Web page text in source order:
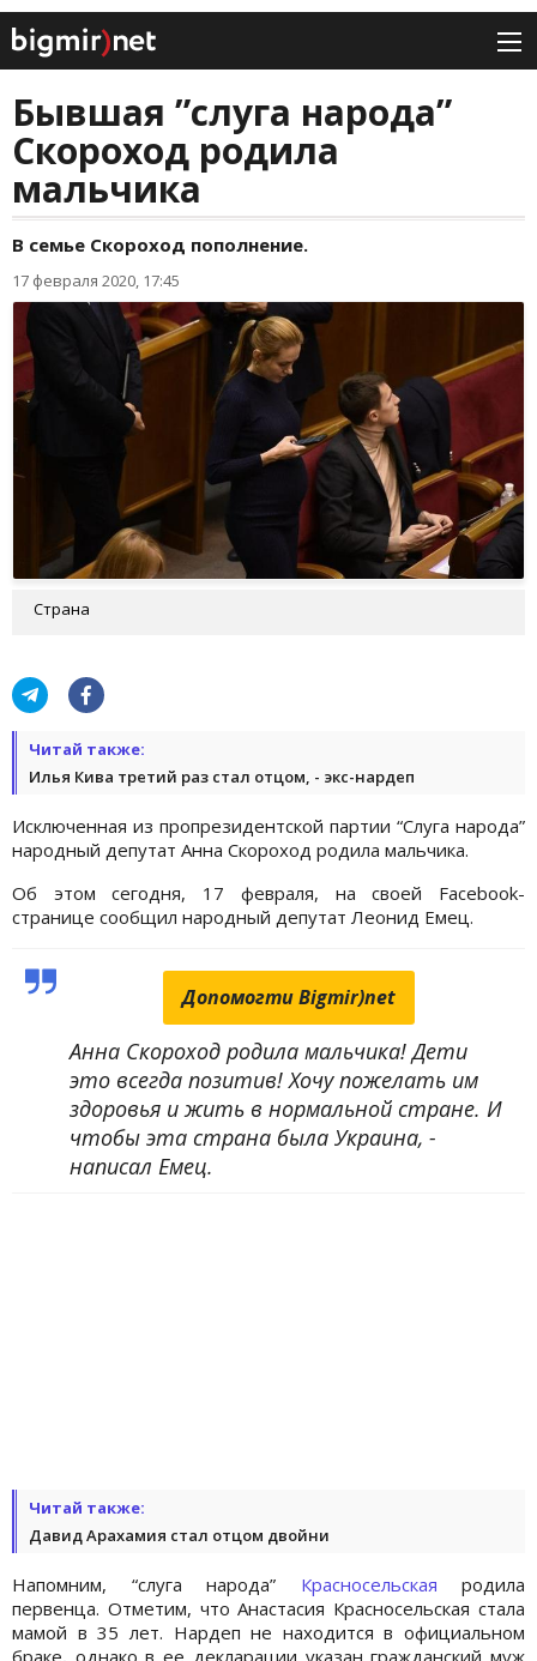
Бывшая ”слуга народа”
Скороход родила
мальчика
В семье Скороход пополнение.
17 февраля 2020, 17:45
Страна
Читай также:
Илья Кива третий раз стал отцом, - экс-нардеп
Исключенная из пропрезидентской партии “Слуга народа”
народный депутат Анна Скороход родила мальчика.
Об этом сегодня, 17 февраля, на своей Facebook-
странице сообщил народный депутат Леонид Емец.
Допомогти Bigmir)net
Анна Скороход родила мальчика! Дети
это всегда позитив! Хочу пожелать им
здоровья и жить в нормальной стране. И
чтобы эта страна была Украина, -
написал Емец.
Читай также:
Давид Арахамия стал отцом двойни
Напомним, “слуга народа” Красносельская родила
первенца. Отметим, что Анастасия Красносельская стала
мамой в 35 лет. Нардеп не находится в официальном
браке, однако в ее декларации указан гражданский муж